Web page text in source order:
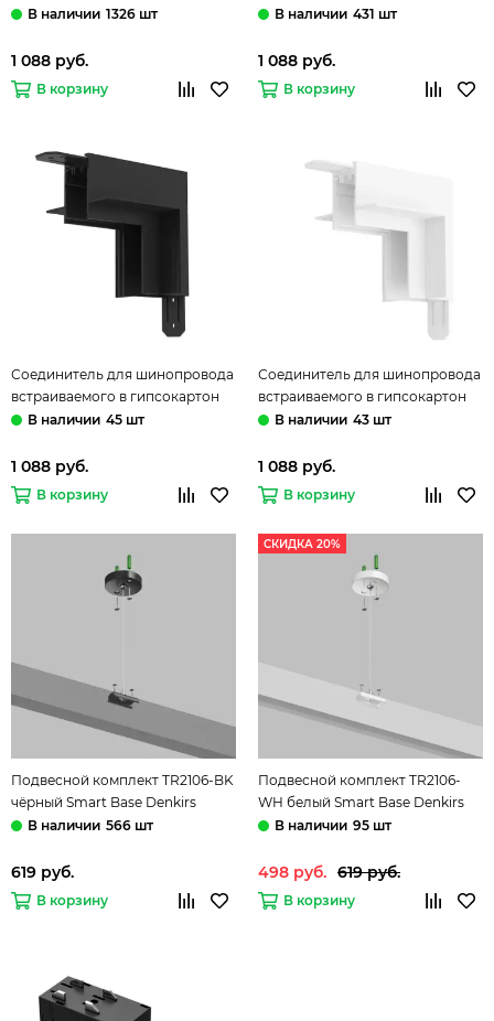
TR2112-BK чёрный Smart Hide
1326 шт
1 088 руб.
В корзину
TR2112-WH белый Smart Hide
431 шт
1 088 руб.
В корзину
Соединитель для шинопровода
встраиваемого в гипсокартон
для перехода стена-потолок
Denkirs
45 шт
1 088 руб.
В корзину
Соединитель для шинопровода
встраиваемого в гипсокартон
для перехода стена-потолок
Denkirs
43 шт
1 088 руб.
В корзину
Подвесной комплект TR2106-BK
чёрный Smart Base Denkirs
566 шт
619 руб.
В корзину
СКИДКА 20%
Подвесной комплект TR2106-
WH белый Smart Base Denkirs
95 шт
498 руб. 619 руб.
В корзину